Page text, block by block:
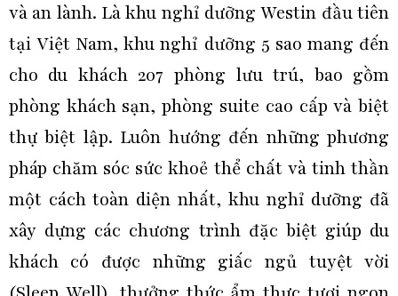
và an lành. Là khu nghỉ dưỡng Westin đầu tiên
tại Việt Nam, khu nghỉ dưỡng 5 sao mang đến
cho du khách 207 phòng lưu trú, bao gồm
phòng khách sạn, phòng suite cao cấp và biệt
thự biệt lập. Luôn hướng đến những phương
pháp chăm sóc sức khoẻ thể chất và tinh thần
một cách toàn diện nhất, khu nghỉ dưỡng đã
xây dựng các chương trình đặc biệt giúp du
khách có được những giấc ngủ tuyệt vời